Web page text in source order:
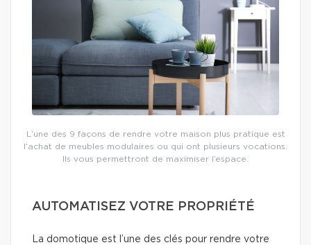
L’une des 9 façons de rendre votre maison plus pratique est
l’achat de meubles modulaires ou qui ont plusieurs vocations.
Ils vous permettront de maximiser l’espace.
AUTOMATISEZ VOTRE PROPRIÉTÉ
La domotique est l’une des clés pour rendre votre